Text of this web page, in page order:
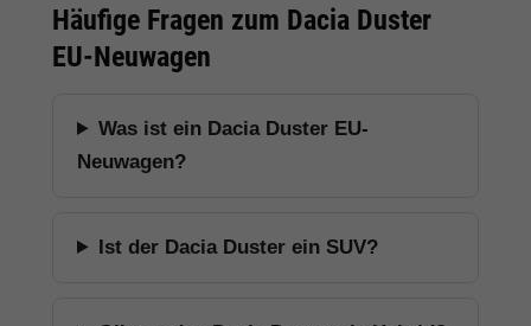
Häufige Fragen zum Dacia Duster
EU-Neuwagen
Was ist ein Dacia Duster EU-
Neuwagen?
Ist der Dacia Duster ein SUV?